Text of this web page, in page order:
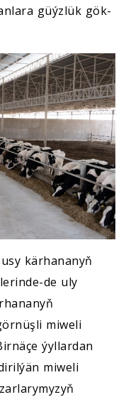
güýzlük gök-
kärhananyň
de uly
miweli
ýyllardan
miweli